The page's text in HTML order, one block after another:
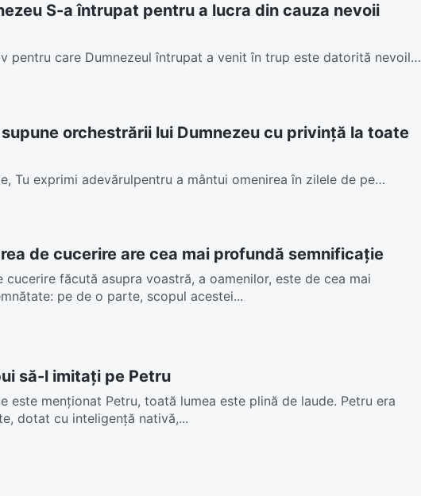
S-a întrupat pentru a lucra din cauza nevoii
pentru care Dumnezeul întrupat a venit în trup este datorită nevoilor
orchestrării lui Dumnezeu cu privință la toate
Tu exprimi adevărulpentru a mântui omenirea în zilele de pe
de cucerire are cea mai profundă semnificație
cucerire făcută asupra voastră, a oamenilor, este de cea mai
pe de o parte, scopul acestei...
să-l imitați pe Petru
este menţionat Petru, toată lumea este plină de laude. Petru era
dotat cu inteligenţă nativă,...